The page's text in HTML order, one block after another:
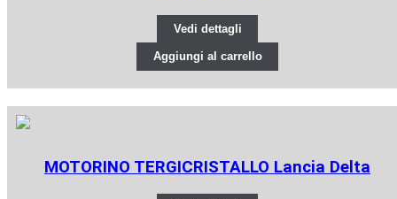
Vedi dettagli
Aggiungi al carrello
MOTORINO TERGICRISTALLO Lancia Delta